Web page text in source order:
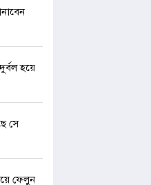
হয়ে
সে
ফেলুন